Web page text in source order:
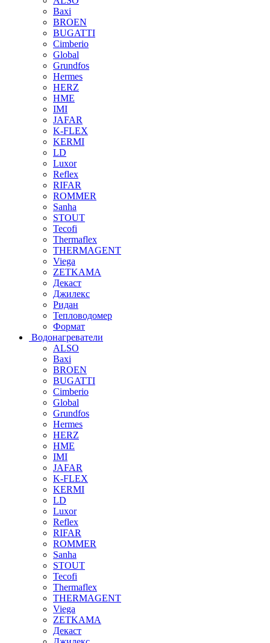
Baxi
BROEN
BUGATTI
Cimberio
Global
Grundfos
Hermes
HERZ
HME
IMI
JAFAR
K-FLEX
KERMI
LD
Luxor
Reflex
RIFAR
ROMMER
Sanha
STOUT
Tecofi
Thermaflex
THERMAGENT
Viega
ZETKAMA
Декаст
Джилекс
Ридан
Тепловодомер
Формат
Водонагреватели
ALSO
Baxi
BROEN
BUGATTI
Cimberio
Global
Grundfos
Hermes
HERZ
HME
IMI
JAFAR
K-FLEX
KERMI
LD
Luxor
Reflex
RIFAR
ROMMER
Sanha
STOUT
Tecofi
Thermaflex
THERMAGENT
Viega
ZETKAMA
Декаст